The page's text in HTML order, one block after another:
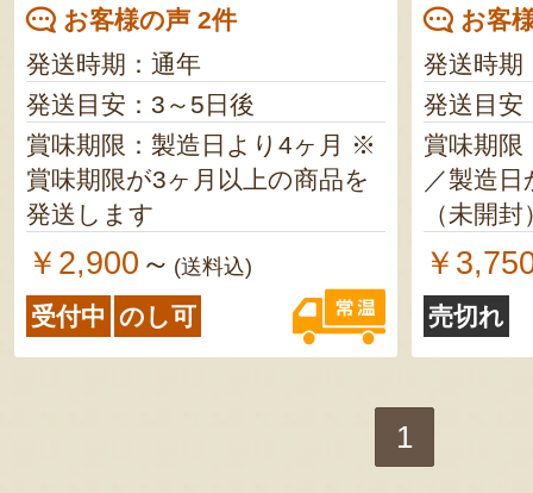
お客様の声 2件
発送時期：通年
発送目安：3～5日後
賞味期限：製造日より4ヶ月 ※
賞味期限が3ヶ月以上の商品を
発送します
￥2,900 ～ (送料込)
受付中 のし可
お客
発送時期
発送目安
賞味期限
／製造日から2
（未開
￥
売切れ
1